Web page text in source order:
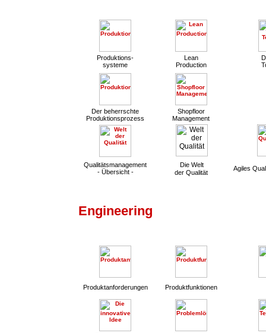
Produktions-
systeme
Lean
Production
Der beherrschte
Produktionsprozess
Shopfloor
Management
Qualitätsmanagement
- Übersicht -
Die Welt
der Qualität
Agiles
Engineering
Produktanforderungen Produktfunktionen